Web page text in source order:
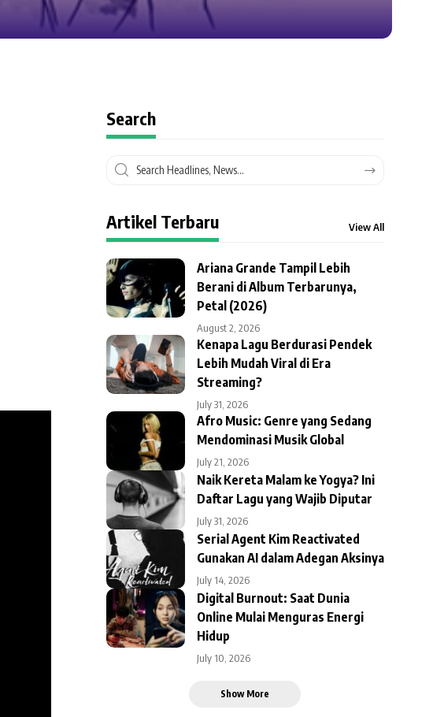
Search
Artikel Terbaru View All
Ariana Grande Tampil Lebih
Berani di Album Terbarunya,
Petal (2026)
August 2, 2026
Kenapa Lagu Berdurasi Pendek
Lebih Mudah Viral di Era
Streaming?
July 31, 2026
Afro Music: Genre yang Sedang
Mendominasi Musik Global
July 21, 2026
Naik Kereta Malam ke Yogya? Ini
Daftar Lagu yang Wajib Diputar
July 31, 2026
Serial Agent Kim Reactivated
Gunakan AI dalam Adegan Aksinya
July 14, 2026
Digital Burnout: Saat Dunia
Online Mulai Menguras Energi
Hidup
July 10, 2026
Show More